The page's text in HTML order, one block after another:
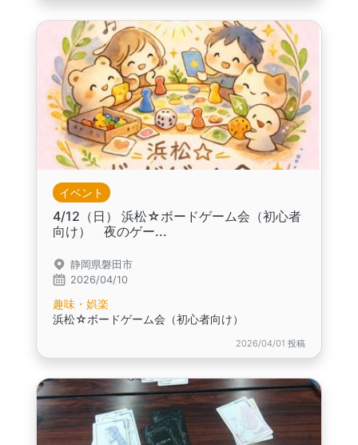
イベント
4/12（日） 浜松☆ボードゲーム会（初心者
向け） 夜のゲー...
静岡県磐田市
2026/04/10
趣味・娯楽
浜松☆ボードゲーム会（初心者向け）
2026/04/01 投稿